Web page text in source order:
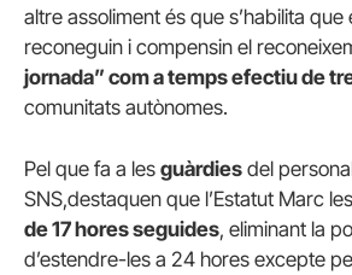
altre assoliment és que s’habilita
reconeguin i compensin el
jornada” com a temps efectiu de
comunitats autònomes.
Pel que fa a les guàrdies del
SNS,destaquen que l’Estatut Marc
de 17 hores seguides, eliminant la
d’estendre-les a 24 hores excepte